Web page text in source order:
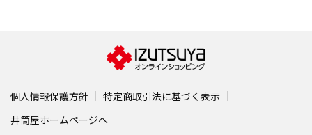
個人情報保護方針
特定商取引法に基づく表示
井筒屋ホームページへ